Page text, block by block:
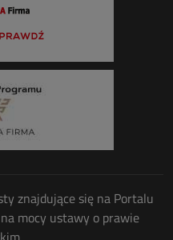
znajdujące się na Portalu
mocy ustawy o prawie